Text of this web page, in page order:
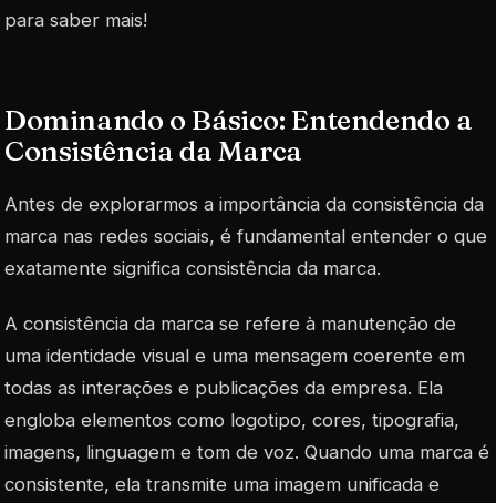
para saber mais!
Dominando o Básico: Entendendo a
Consistência da Marca
Antes de explorarmos a importância da consistência da
marca nas redes sociais, é fundamental entender o que
exatamente significa consistência da marca.
A consistência da marca se refere à manutenção de
uma identidade visual e uma mensagem coerente em
todas as interações e publicações da empresa. Ela
engloba elementos como logotipo, cores, tipografia,
imagens, linguagem e tom de voz. Quando uma marca é
consistente, ela transmite uma imagem unificada e